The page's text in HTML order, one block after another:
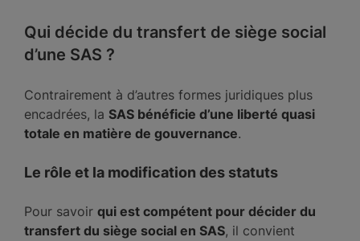
Qui décide du transfert de siège social
d’une SAS ?
Contrairement à d’autres formes juridiques plus
encadrées, la SAS bénéficie d’une liberté quasi
totale en matière de gouvernance.
Le rôle et la modification des statuts
Pour savoir qui est compétent pour décider du
transfert du siège social en SAS, il convient